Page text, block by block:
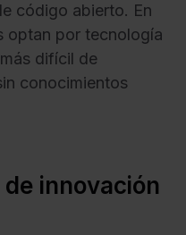
código abierto. En
optan por tecnología
difícil de
conocimientos
innovación